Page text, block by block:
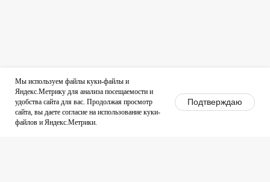
Мы используем файлы куки-файлы и
Яндекс.Метрику для анализа посещаемости и
удобства сайта для вас. Продолжая просмотр
сайта, вы даете согласие на использование куки-
файлов и Яндекс.Метрики.
Подтверждаю